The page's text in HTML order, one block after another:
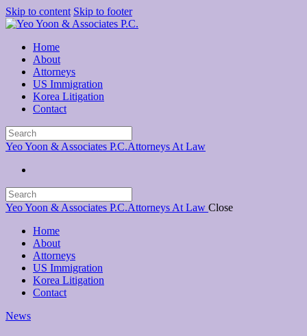
Skip to content Skip to footer
Home
About
Attorneys
US Immigration
Korea Litigation
Contact
Yeo Yoon & Associates P.C.Attorneys At Law
Yeo Yoon & Associates P.C.Attorneys At Law Close
Home
About
Attorneys
US Immigration
Korea Litigation
Contact
News